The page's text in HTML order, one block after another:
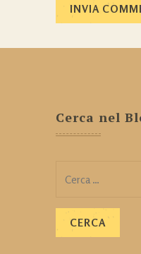
Cerca nel